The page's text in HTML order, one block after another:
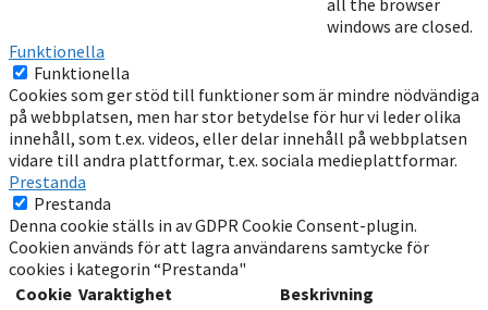
all the browser
windows are closed.
Funktionella
Funktionella
Cookies som ger stöd till funktioner som är mindre nödvändiga
på webbplatsen, men har stor betydelse för hur vi leder olika
innehåll, som t.ex. videos, eller delar innehåll på webbplatsen
vidare till andra plattformar, t.ex. sociala medieplattformar.
Prestanda
Prestanda
Denna cookie ställs in av GDPR Cookie Consent-plugin.
Cookien används för att lagra användarens samtycke för
cookies i kategorin “Prestanda"
Cookie Varaktighet Beskrivning